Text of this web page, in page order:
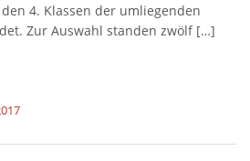
4. Klassen der umliegenden
Zur Auswahl standen zwölf […]